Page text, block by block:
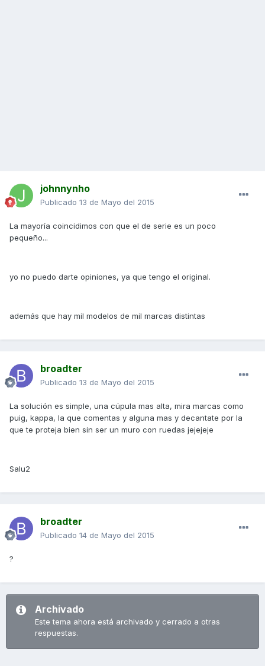
johnnynho
Publicado 13 de Mayo del 2015
La mayoría coincidimos con que el de serie es un poco
pequeño...
yo no puedo darte opiniones, ya que tengo el original.
además que hay mil modelos de mil marcas distintas
broadter
Publicado 13 de Mayo del 2015
La solución es simple, una cúpula mas alta, mira marcas como
puig, kappa, la que comentas y alguna mas y decantate por la
que te proteja bien sin ser un muro con ruedas jejejeje
Salu2
broadter
Publicado 14 de Mayo del 2015
?
Archivado
Este tema ahora está archivado y cerrado a otras
respuestas.